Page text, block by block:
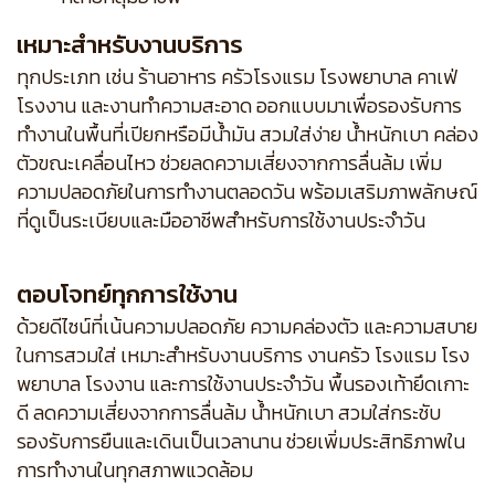
เหมาะสำหรับงานบริการ
ทุกประเภท เช่น ร้านอาหาร ครัวโรงแรม โรงพยาบาล คาเฟ่
โรงงาน และงานทำความสะอาด ออกแบบมาเพื่อรองรับการ
ทำงานในพื้นที่เปียกหรือมีน้ำมัน สวมใส่ง่าย น้ำหนักเบา คล่อง
ตัวขณะเคลื่อนไหว ช่วยลดความเสี่ยงจากการลื่นล้ม เพิ่ม
ความปลอดภัยในการทำงานตลอดวัน พร้อมเสริมภาพลักษณ์
ที่ดูเป็นระเบียบและมืออาชีพสำหรับการใช้งานประจำวัน
ตอบโจทย์ทุกการใช้งาน
ด้วยดีไซน์ที่เน้นความปลอดภัย ความคล่องตัว และความสบาย
ในการสวมใส่ เหมาะสำหรับงานบริการ งานครัว โรงแรม โรง
พยาบาล โรงงาน และการใช้งานประจำวัน พื้นรองเท้ายึดเกาะ
ดี ลดความเสี่ยงจากการลื่นล้ม น้ำหนักเบา สวมใส่กระชับ
รองรับการยืนและเดินเป็นเวลานาน ช่วยเพิ่มประสิทธิภาพใน
การทำงานในทุกสภาพแวดล้อม